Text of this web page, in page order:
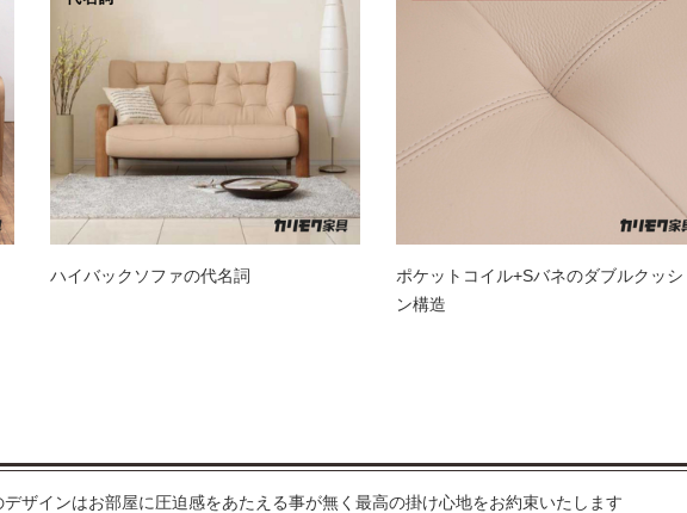
ハイバックソファの代名詞
ポケットコイル+Sバネのダブルクッシ
ン構造
ザインはお部屋に圧迫感をあたえる事が無く最高の掛け心地をお約束いたします